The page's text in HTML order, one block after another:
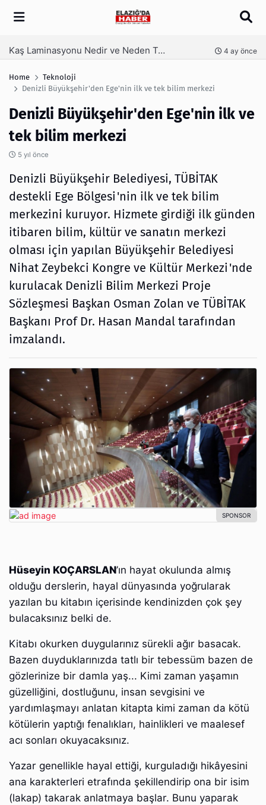
Arama
Kaş Laminasyonu Nedir ve Neden Tercih Edilir? 4 ay önce
Home
Teknoloji
Denizli Büyükşehir'den Ege'nin ilk ve tek bilim merkezi
Denizli Büyükşehir'den Ege'nin ilk ve
tek bilim merkezi
5 yıl önce
Denizli Büyükşehir Belediyesi, TÜBİTAK
destekli Ege Bölgesi'nin ilk ve tek bilim
merkezini kuruyor. Hizmete girdiği ilk günden
itibaren bilim, kültür ve sanatın merkezi
olması için yapılan Büyükşehir Belediyesi
Nihat Zeybekci Kongre ve Kültür Merkezi'nde
kurulacak Denizli Bilim Merkezi Proje
Sözleşmesi Başkan Osman Zolan ve TÜBİTAK
Başkanı Prof Dr. Hasan Mandal tarafından
imzalandı.
Hüseyin KOÇARSLAN’ın hayat okulunda almış
olduğu derslerin, hayal dünyasında yoğrularak
yazılan bu kitabın içerisinde kendinizden çok şey
bulacaksınız belki de.
Kitabı okurken duygularınız sürekli ağır basacak.
Bazen duyduklarınızda tatlı bir tebessüm bazen de
gözlerinize bir damla yaş... Kimi zaman yaşamın
güzelliğini, dostluğunu, insan sevgisini ve
yardımlaşmayı anlatan kitapta kimi zaman da kötü
kötülerin yaptığı fenalıkları, hainlikleri ve maalesef
acı sonları okuyacaksınız.
Yazar genellikle hayal ettiği, kurguladığı hikâyesini
ana karakterleri etrafında şekillendirip ona bir isim
(lakap) takarak anlatmaya başlar. Bunu yaparak